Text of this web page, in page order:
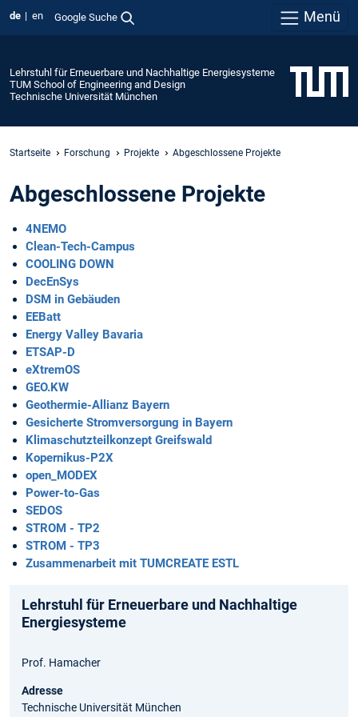
de en Google Suche Menü
Lehrstuhl für Erneuerbare und Nachhaltige Energiesysteme
TUM School of Engineering and Design
Technische Universität München
Startseite Forschung Projekte Abgeschlossene Projekte
Abgeschlossene Projekte
4NEMO
Clean-Tech-Campus
COOLING DOWN
DecEnSys
DSM in Gebäuden
EEBatt
Energy Valley Bavaria
ETSAP-D
eXtremOS
GEO.KW
Geothermie-Allianz Bayern
Gesicherte Stromversorgung in Bayern
Klimaschutzteilkonzept Greifswald
Kopernikus-P2X
open_MODEX
Power-to-Gas
SEDOS
STROM - TP2
STROM - TP3
Zusammenarbeit mit TUMCREATE ESTL
Lehrstuhl für Erneuerbare und Nachhaltige
Energiesysteme
Prof. Hamacher
Adresse
Technische Universität München